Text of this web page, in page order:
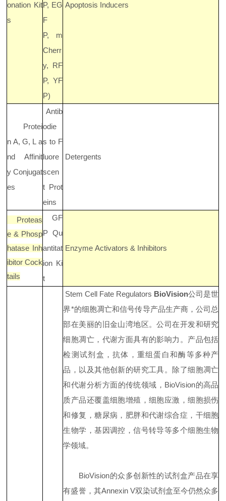
onation Kit
s
P, EG
F
P, m
Cherr
y, RF
P, YF
P)
Apoptosis Inducers
Protei
n A, G, L a
nd Affinit
y Conjugat
es
Antib
odie
s to F
luore
scen
t Prot
eins
Detergents
Proteas
e & Phosp
hatase Inh
ibitor Cock
tails
GF
P Qu
antitat
ion Ki
t
Enzyme Activators & Inhibitors
Stem Cell Fate Regulators BioVision公司是世
界*的细胞凋亡和信号传导产品生产商，公司总
部在美丽的旧金山湾地区。公司在开发和研究
细胞凋亡，代谢方面具有的影响力。产品包括
检测试剂盒，抗体，重组蛋白和酶等多种产
品，以及其他创新的研究工具。除了细胞凋亡
和代谢分析方面的传统领域，BioVision的高品
质产品还覆盖细胞增殖，细胞应激，细胞损伤
和修复，糖尿病，肥胖和代谢综合症，干细胞
生物学，基因调控，信号转导等多个细胞生物
学领域。
BioVision的众多创新性的试剂盒产品在享
有盛誉，其Annexin V双染试剂盒至今仍然众多